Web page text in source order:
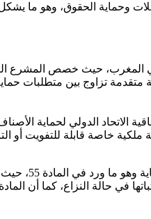
وحماية الحقوق، وهو ما
النباتية في المغرب، حيث خصص
مقاربة متقدمة تزاوج بين متطلبات
هذا الحق صبغة ملكية خاصة قابلة للتفويت
ومن بين أهم المقتضيات التي تعكس الطابع الثابت